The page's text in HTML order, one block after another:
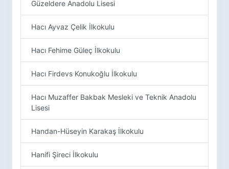
Güzeldere Anadolu Lisesi
Hacı Ayvaz Çelik İlkokulu
Hacı Fehime Güleç İlkokulu
Hacı Firdevs Konukoğlu İlkokulu
Hacı Muzaffer Bakbak Mesleki ve Teknik Anadolu
Lisesi
Handan-Hüseyin Karakaş İlkokulu
Hanifi Şireci İlkokulu